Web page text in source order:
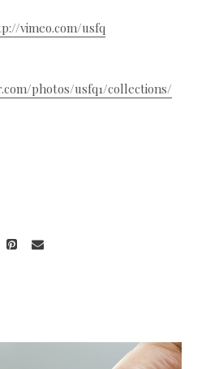
vimeo.com/usfq
photos/usfq1/collections/